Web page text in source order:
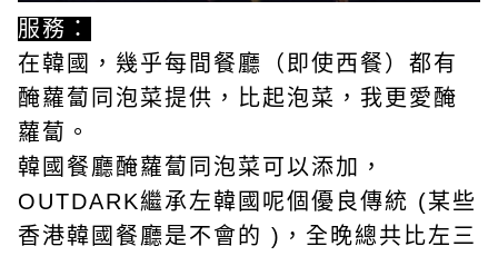
服務：
在韓國，幾乎每間餐廳（即使西餐）都有
醃蘿蔔同泡菜提供，比起泡菜，我更愛醃
蘿蔔。
韓國餐廳醃蘿蔔同泡菜可以添加，
OUTDARK繼承左韓國呢個優良傳統 (某些
香港韓國餐廳是不會的 )，全晚總共比左三